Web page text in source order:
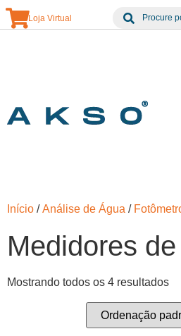
Loja Virtual
Início /Análise de Água /
Medidores
Mostrando todos os 4 resultados